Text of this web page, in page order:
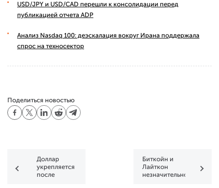
USD/JPY и USD/CAD перешли к консолидации перед
публикацией отчета ADP
Анализ Nasdaq 100: деэскалация вокруг Ирана поддержала
спрос на техносектор
Поделиться новостью
Доллар
укрепляется
после
Биткойн и
Лайткон
незначительно